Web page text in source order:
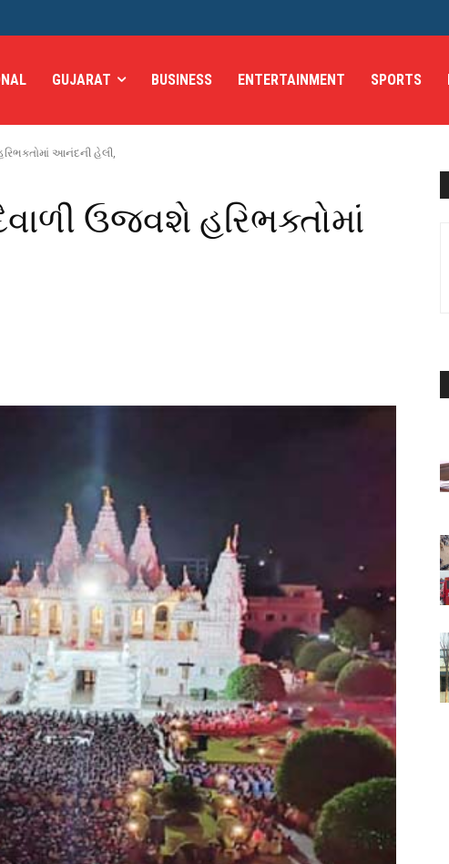
GUJARAT BUSINESS ENTERTAINMENT SPORTS
આનંદની હેલી,
ઉજવશે હરિભક્તોમાં